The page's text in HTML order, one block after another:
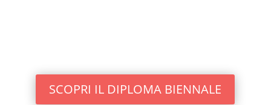
SCOPRI IL DIPLOMA BIENNALE